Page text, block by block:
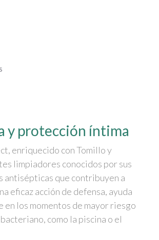
y protección íntima
enriquecido con Tomillo y
limpiadores conocidos por sus
antisépticas que contribuyen a
eficaz acción de defensa, ayuda
los momentos de mayor riesgo
como la piscina o el